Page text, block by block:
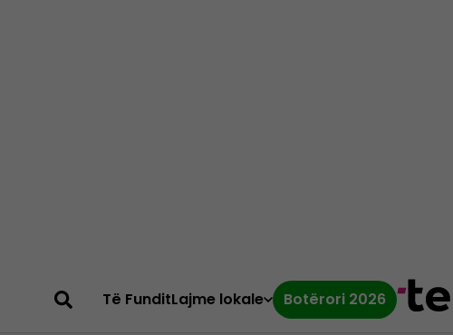
Të FunditLajme lokale Botërori 2026